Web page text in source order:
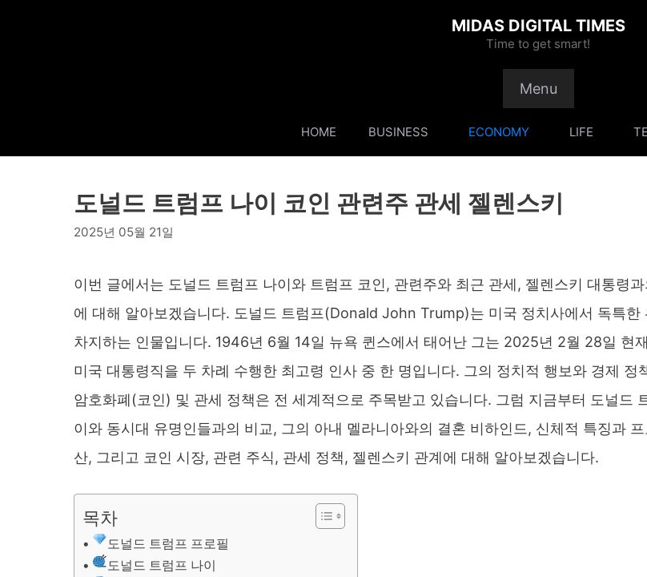
MIDAS DIGITAL TIMES
Time to get smart!
Menu
HOME BUSINESS ECONOMY LIFE
도널드 트럼프 나이 코인 관련주 관세 젤렌스키
2025년 05월 21일
이번 글에서는 도널드 트럼프 나이와 트럼프 코인, 관련주와 최근 관세, 젤렌스키 대통령
에 대해 알아보겠습니다. 도널드 트럼프(Donald John Trump)는 미국 정치사에서 독특한
차지하는 인물입니다. 1946년 6월 14일 뉴욕 퀸스에서 태어난 그는 2025년 2월 28일 현
미국 대통령직을 두 차례 수행한 최고령 인사 중 한 명입니다. 그의 정치적 행보와 경제 정
암호화폐(코인) 및 관세 정책은 전 세계적으로 주목받고 있습니다. 그럼 지금부터 도널드
이와 동시대 유명인들과의 비교, 그의 아내 멜라니아와의 결혼 비하인드, 신체적 특징과
산, 그리고 코인 시장, 관련 주식, 관세 정책, 젤렌스키 관계에 대해 알아보겠습니다.
목차
도널드 트럼프 프로필
도널드 트럼프 나이